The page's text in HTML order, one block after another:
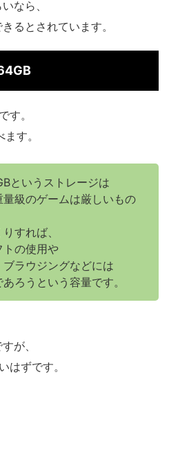
なら、
るとされています。
す。
す。
というストレージは
級のゲームは厳しいもの
すれば、
トの使用や
ラウジングなどには
ろうという容量です。
が、
はずです。